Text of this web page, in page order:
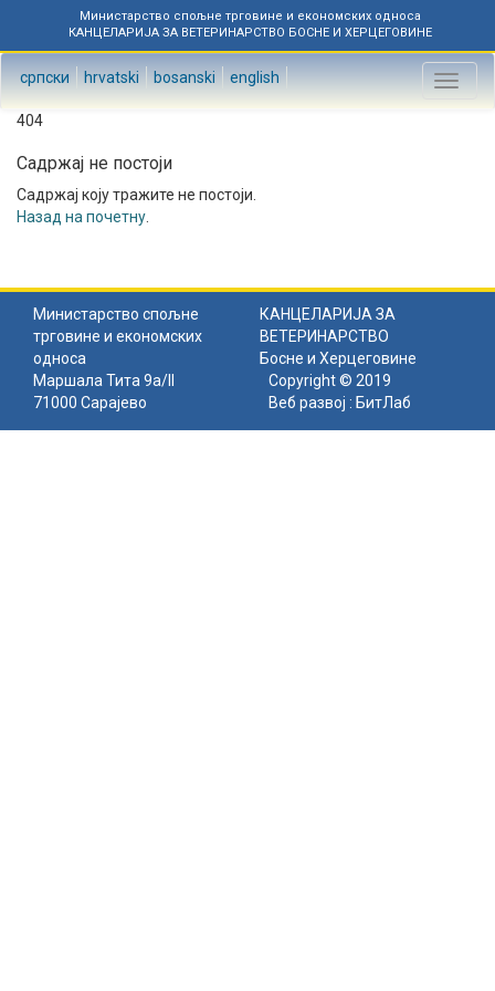
Министарство спољне трговине и економских односа
КАНЦЕЛАРИЈА ЗА ВЕТЕРИНАРСТВО БОСНЕ И ХЕРЦЕГОВИНЕ
српски hrvatski bosanski english
Toggle
404
Садржај не постоји
Садржај коју тражите не постоји.
Назад на почетну
Министарство спољне
трговине и економских
односа
КАНЦЕЛАРИЈА ЗА
ВЕТЕРИНАРСТВО
Босне и Херцеговине
Маршала Тита 9а/II
71000 Сарајево
Copyright © 2019
Веб развој : БитЛаб